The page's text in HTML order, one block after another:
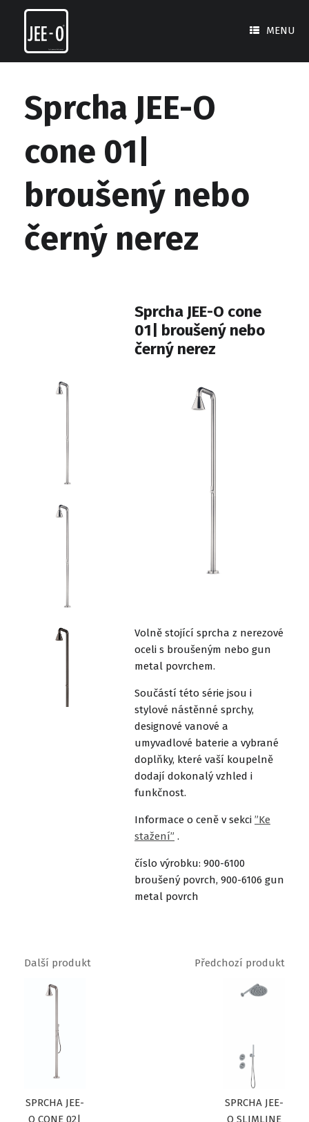
content
MENU
Sprcha JEE-O
cone 01|
broušený nebo
černý nerez
Sprcha JEE-O cone
01| broušený nebo
černý nerez
Volně stojící sprcha z nerezové
oceli s broušeným nebo gun
metal povrchem.
Součástí této série jsou i
stylové nástěnné sprchy,
designové vanové a
umyvadlové baterie a vybrané
doplňky, které vaší koupelně
dodají dokonalý vzhled i
funkčnost.
Informace o ceně v sekci ”Ke
stažení” .
číslo výrobku: 900-6100
broušený povrch, 900-6106 gun
metal povrch
Další produkt
SPRCHA JEE-
O CONE 02|
Předchozí produkt
SPRCHA JEE-
O SLIMLINE